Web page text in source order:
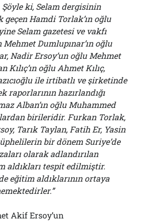
ki, Selam dergisinin
Hamdi Torlak’ın oğlu
Selam gazetesi ve vakfı
Dumlupınar’ın oğlu
Nadir Ersoy’un oğlu Mehmet
Kılıç’ın oğlu Ahmet Kılıç,
ile irtibatlı ve şirketinde
raporlarının hazırlandığı
Alban’ın oğlu Muhammed
birileridir. Furkan Torlak,
Tarık Taylan, Fatih Er, Yasin
bir dönem Suriye’de
olarak adlandırılan
aldıkları tespit edilmiştir.
eğitim aldıklarının ortaya
Akif Ersoy’un